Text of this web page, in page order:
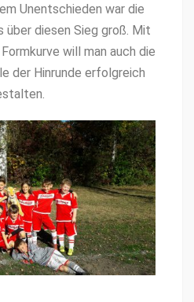
Unentsch­ieden war die
über diesen Sieg groß. Mit
will man auch die
der Hin­runde erfol­gre­ich